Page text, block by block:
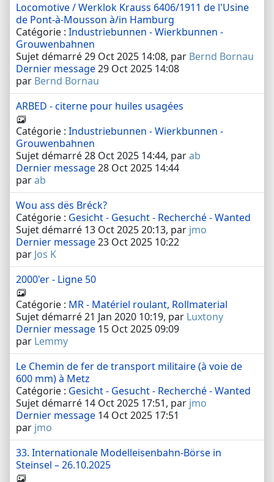
Locomotive / Werklok Krauss 6406/1911 de l'Usine
de Pont-à-Mousson à/in Hamburg
Catégorie : Industriebunnen - Wierkbunnen -
Grouwenbahnen
Sujet démarré 29 Oct 2025 14:08, par Bernd Bornau
Dernier message29 Oct 2025 14:08
par Bernd Bornau
ARBED - citerne pour huiles usagées
Catégorie : Industriebunnen - Wierkbunnen -
Grouwenbahnen
Sujet démarré 28 Oct 2025 14:44, parab
Dernier message28 Oct 2025 14:44
parab
Wou ass dës Bréck?
Catégorie : Gesicht - Gesucht - Recherché - Wanted
Sujet démarré 13 Oct 2025 20:13, par jmo
Dernier message23 Oct 2025 10:22
par Jos K
2000'er - Ligne 50
Catégorie : MR - Matériel roulant, Rollmaterial
Sujet démarré 21 Jan 2020 10:19, par Luxtony
Dernier message 15 Oct 2025 09:09
par Lemmy
Le Chemin de fer de transport militaire (à voie de
600 mm) à Metz
Catégorie : Gesicht - Gesucht - Recherché - Wanted
Sujet démarré 14 Oct 2025 17:51, par jmo
Dernier message 14 Oct 2025 17:51
par jmo
33. Internationale Modelleisenbahn-Börse in
Steinsel – 26.10.2025